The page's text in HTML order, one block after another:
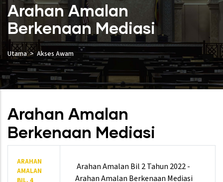
Arahan Amalan
Berkenaan Mediasi
Utama Akses Awam
Arahan Amalan
Berkenaan Mediasi
ARAHAN
AMALAN
Arahan Amalan Bil 2 Tahun 2022 -
Arahan Amalan Berkenaan Mediasi